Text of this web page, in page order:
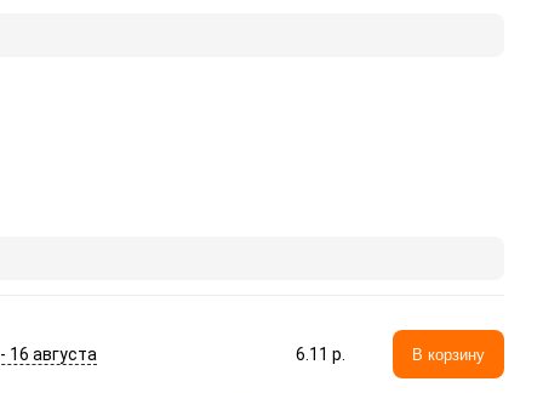
16 августа 6.11 p. В корзину